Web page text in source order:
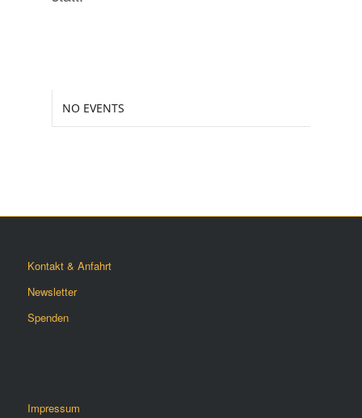
NO EVENTS
Kontakt & Anfahrt
Newsletter
Spenden
Impressum